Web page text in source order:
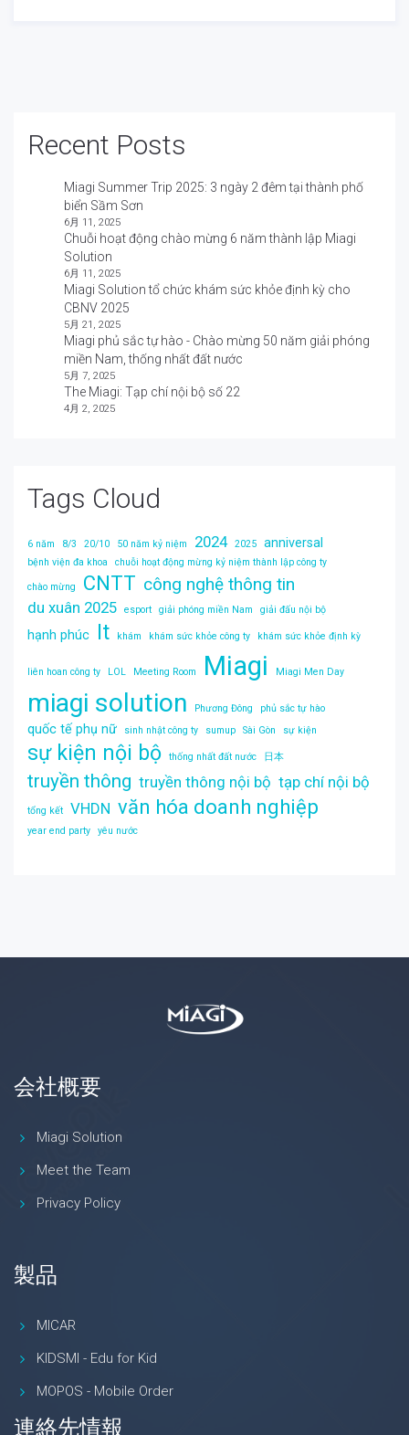
Recent Posts
Miagi Summer Trip 2025: 3 ngày 2 đêm tại thành phố
biển Sầm Sơn
6月 11, 2025
Chuỗi hoạt động chào mừng 6 năm thành lập Miagi
Solution
6月 11, 2025
Miagi Solution tổ chức khám sức khỏe định kỳ cho
CBNV 2025
5月 21, 2025
Miagi phủ sắc tự hào - Chào mừng 50 năm giải phóng
miền Nam, thống nhất đất nước
5月 7, 2025
The Miagi: Tạp chí nội bộ số 22
4月 2, 2025
Tags Cloud
6 năm 8/3 20/10 50 năm kỷ niệm 2024 2025 anniversal
bệnh viện đa khoa chuỗi hoạt động mừng kỷ niệm thành lập công ty
chào mừng CNTT công nghệ thông tin
du xuân 2025 esport giải phóng miền Nam giải đấu nội bộ
hạnh phúc It khám khám sức khỏe công ty khám sức khỏe định kỳ
liên hoan công ty LOL Meeting Room Miagi Miagi Men Day
miagi solution Phương Đông phủ sắc tự hào
quốc tế phụ nữ sinh nhật công ty sumup Sài Gòn sự kiện
sự kiện nội bộ thống nhất đất nước 日本
truyền thông truyền thông nội bộ tạp chí nội bộ
tổng kết VHDN văn hóa doanh nghiệp
year end party yêu nước
会社概要
Miagi Solution
Meet the Team
Privacy Policy
製品
MICAR
KIDSMI - Edu for Kid
MOPOS - Mobile Order
連絡先情報